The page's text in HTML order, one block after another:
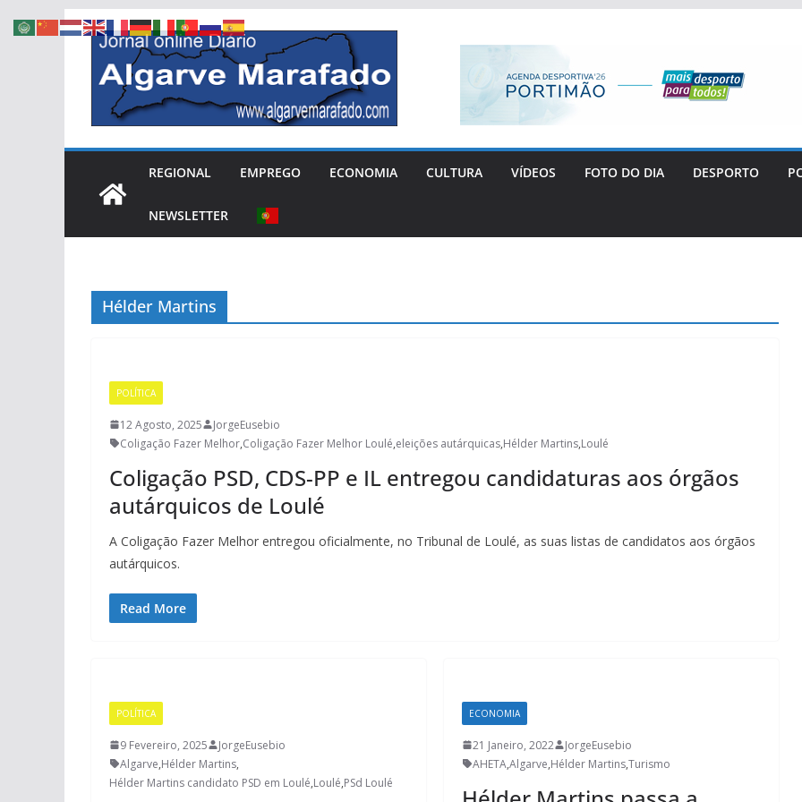
Skip
content
REGIONAL EMPREGO ECONOMIA CULTURA VÍDEOS FOTO DO DIA DESPORTO
NEWSLETTER
Hélder Martins
POLÍTICA
12 Agosto, 2025
JorgeEusebio
Coligação Fazer Melhor,Coligação Fazer Melhor Loulé,eleições autárquicas,Hélder Martins,Loulé
Coligação PSD, CDS-PP e IL entregou candidaturas aos órgãos
autárquicos de Loulé
A Coligação Fazer Melhor entregou oficialmente, no Tribunal de Loulé, as suas listas de candidatos aos órgãos
autárquicos.
Read More
POLÍTICA
9 Fevereiro, 2025
JorgeEusebio
Algarve,Hélder Martins,
Hélder Martins candidato PSD em Loulé,Loulé,PSd Loulé
ECONOMIA
21 Janeiro, 2022
JorgeEusebio
AHETA,Algarve,Hélder Martins,Turismo